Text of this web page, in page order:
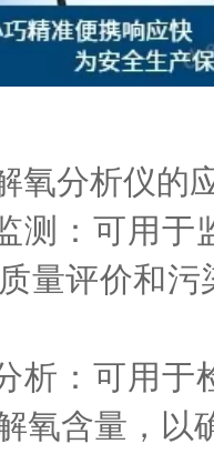
氧分析仪的
：可用于
量评价和
：可用于
氧含量，以